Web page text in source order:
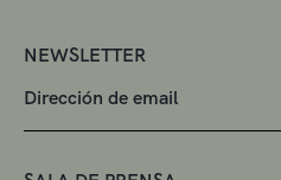
NEWSLETTER